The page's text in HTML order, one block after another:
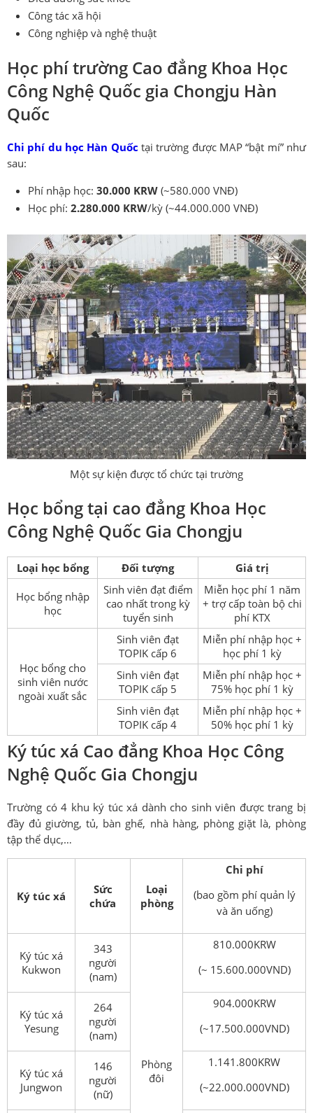
Công tác xã hội
Công nghiệp và nghệ thuật
Học phí trường Cao đẳng Khoa Học
Công Nghệ Quốc gia Chongju Hàn
Quốc
Chi phí du học Hàn Quốc tại trường được MAP “bật mí” như
sau:
Phí nhập học: 30.000 KRW (~580.000 VNĐ)
Học phí: 2.280.000 KRW/kỳ (~44.000.000 VNĐ)
Một sự kiện được tổ chức tại trường
Học bổng tại cao đẳng Khoa Học
Công Nghệ Quốc Gia Chongju
Loại học bổng Đối tượng Giá trị
Học bổng nhập
học
Sinh viên đạt điểm
cao nhất trong kỳ
tuyển sinh
Miễn học phí 1 năm
+ trợ cấp toàn bộ chi
phí KTX
Học bổng cho
sinh viên nước
ngoài xuất sắc
Sinh viên đạt
TOPIK cấp 6
Miễn phí nhập học +
học phí 1 kỳ
Sinh viên đạt
TOPIK cấp 5
Miễn phí nhập học +
75% học phí 1 kỳ
Sinh viên đạt
TOPIK cấp 4
Miễn phí nhập học +
50% học phí 1 kỳ
Ký túc xá Cao đẳng Khoa Học Công
Nghệ Quốc Gia Chongju
Trường có 4 khu ký túc xá dành cho sinh viên được trang bị
đầy đủ giường, tủ, bàn ghế, nhà hàng, phòng giặt là, phòng
tập thể dục,…
Ký túc xá
Sức
chứa
Loại
phòng
Chi phí
(bao gồm phí quản lý
và ăn uống)
Ký túc xá
Kukwon
343
người
(nam)
Phòng
đôi
810.000KRW
(~ 15.600.000VND)
Ký túc xá
Yesung
264
người
(nam)
904.000KRW
(~17.500.000VND)
Ký túc xá
Jungwon
146
người
(nữ)
1.141.800KRW
(~22.000.000VND)